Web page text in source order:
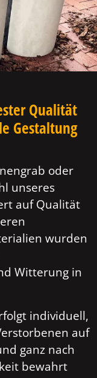
Qualität
Gestaltung
oder
unseres
auf Qualität
wurden
Witterung in
individuell,
auf
ganz nach
bewahrt